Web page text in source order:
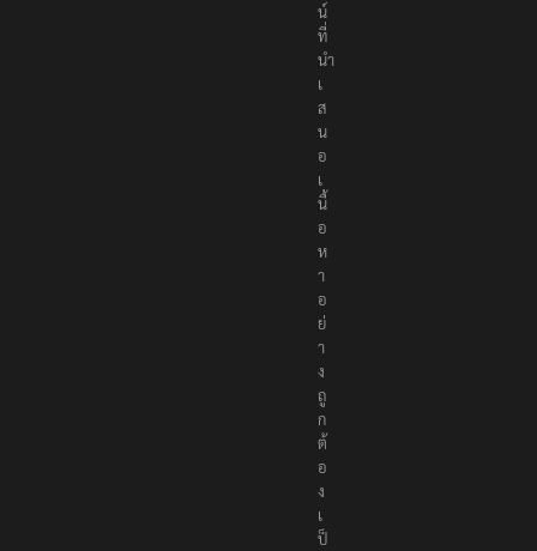
น์
ที่
นำ
เ
ส
น
อ
เ
นื้
อ
ห
า
อ
ย่
า
ง
ถู
ก
ต้
อ
ง
เ
ป็